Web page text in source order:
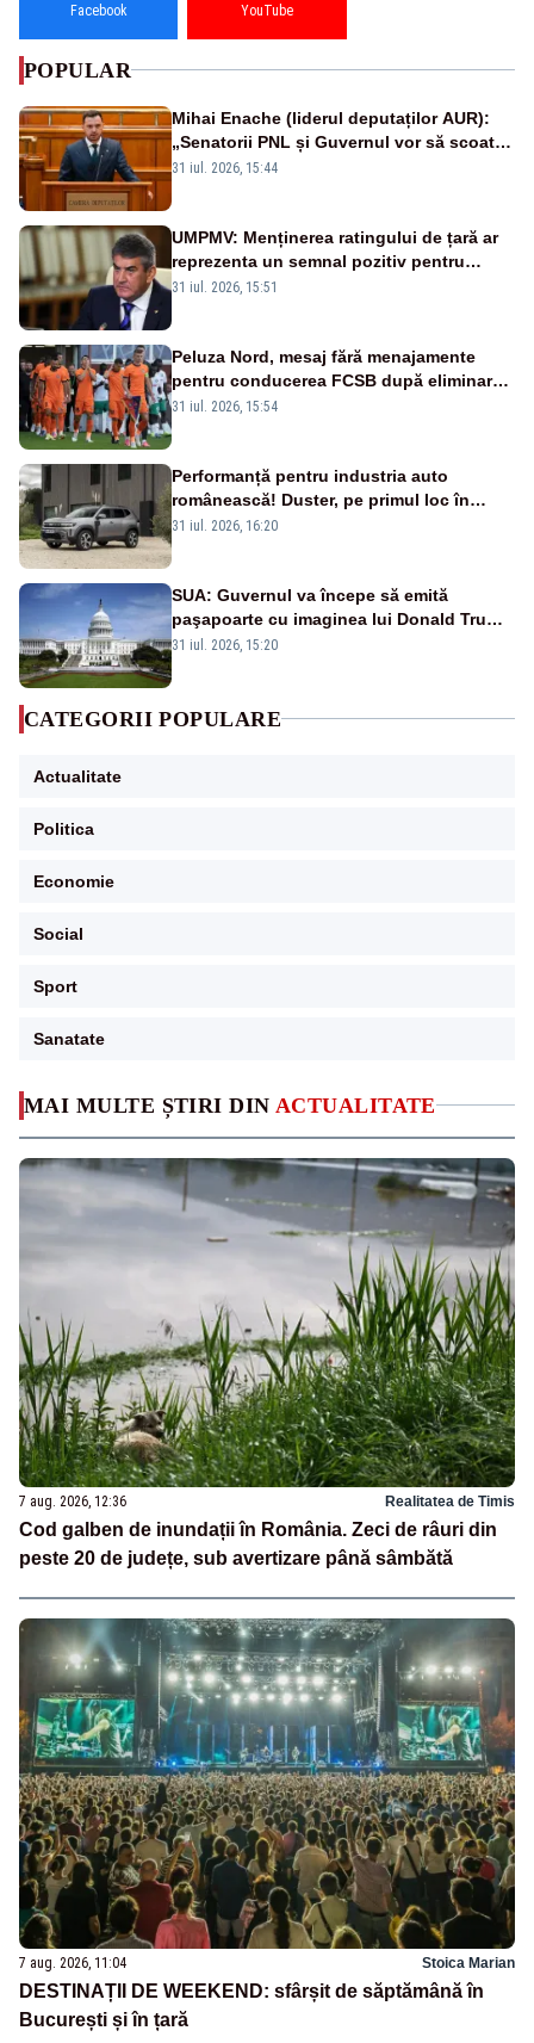
MAI MULTE ȘTIRI DIN ACTUALITATE
7 aug. 2026, 12:36 Realitatea de Timis
Cod galben de inundații în România. Zeci de râuri din
peste 20 de județe, sub avertizare până sâmbătă
7 aug. 2026, 11:04 Stoica Marian
DESTINAȚII DE WEEKEND: sfârșit de săptămână în
București și în țară
Facebook YouTube
POPULAR
Mihai Enache (liderul deputaților AUR):
„Senatorii PNL și Guvernul vor să scoată
la vânzare bunuri publice pentru a stinge
31 iul. 2026, 15:44
UMPMV: Menținerea ratingului de țară ar
reprezenta un semnal pozitiv pentru
România. Autoritățile trebuie să continue
31 iul. 2026, 15:51
Peluza Nord, mesaj fără menajamente
pentru conducerea FCSB după eliminarea
rușinoasă din Conference League
31 iul. 2026, 15:54
Performanță pentru industria auto
românească! Duster, pe primul loc în
topul vânzărilor din Ucraina
31 iul. 2026, 16:20
SUA: Guvernul va începe să emită
paşapoarte cu imaginea lui Donald Trump
începând cu 8 august
31 iul. 2026, 15:20
CATEGORII POPULARE
Actualitate
Politica
Economie
Social
Sport
Sanatate